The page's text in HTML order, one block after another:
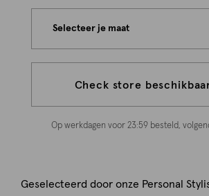
Selecteer je maat
Check store
Op werkdagen voor 23:59 besteld,
Geselecteerd door onze Personal